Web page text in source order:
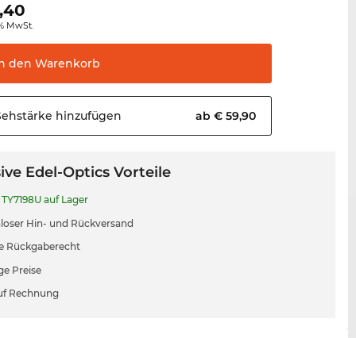
MwSt.
den Warenkorb
hinzufügen ab € 59,90
Edel-Optics Vorteile
TY7198U auf Lager
Hin- und Rückversand
Rückgaberecht
Preise
Rechnung